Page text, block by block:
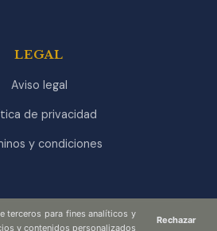
terceros para fines analíticos y
y contenidos personalizados
Rechazar
LEGAL
Aviso legal
de privacidad
y condiciones